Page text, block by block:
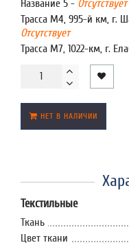
Название 5 - Отсутствует
Трасса М4, 995-й км, г.
Отсутствует
Трасса М7, 1022-км, г.
НЕТ В НАЛИЧИИ
Текстильные
Ткань
Цвет ткани